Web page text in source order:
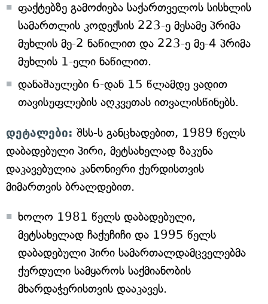
ფაქტებზე გამოძიება საქართველოს სისხლის
სამართლის კოდექსის 223-ე მესამე პრიმა
მუხლის მე-2 ნაწილით და 223-ე მე-4 პრიმა
მუხლის 1-ელი ნაწილით.
დანაშაულები 6-დან 15 წლამდე ვადით
თავისუფლების აღკვეთას ითვალისწინებს.
დეტალები: შსს-ს განცხადებით, 1989 წელს
დაბადებული პირი, მეტსახელად ზაკუნა
დაკავებულია კანონიერი ქურდისთვის
მიმართვის ბრალდებით.
ხოლო 1981 წელს დაბადებული,
მეტსახელად ჩაქუჩიჩი და 1995 წელს
დაბადებული პირი სამართალდამცველებმა
ქურდული სამყაროს საქმიანობის
მხარდაჭერისთვის დააკავეს.